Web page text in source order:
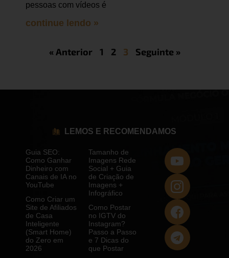
pessoas com vídeos é
continue lendo »
« Anterior 1 2 3 Seguinte »
LEMOS E RECOMENDAMOS
Guia SEO:
Como Ganhar
Dinheiro com
Canais de IA no
YouTube
Como Criar um
Site de Afiliados
de Casa
Inteligente
(Smart Home)
do Zero em
2026
Tamanho de
Imagens Rede
Social + Guia
de Criação de
Imagens +
Infográfico
Como Postar
no IGTV do
Instagram?
Passo a Passo
e 7 Dicas do
que Postar